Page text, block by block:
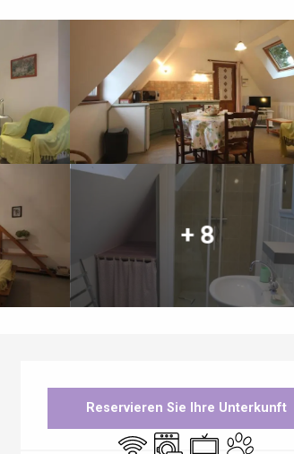
+ 8
Öffnungszeiten & Kontaktdaten
Reservieren Sie Ihre Unterkunft
Wi-Fi Waschmaschine
FernsehenTiere erlaubt